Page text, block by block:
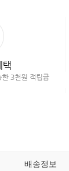
배송정보